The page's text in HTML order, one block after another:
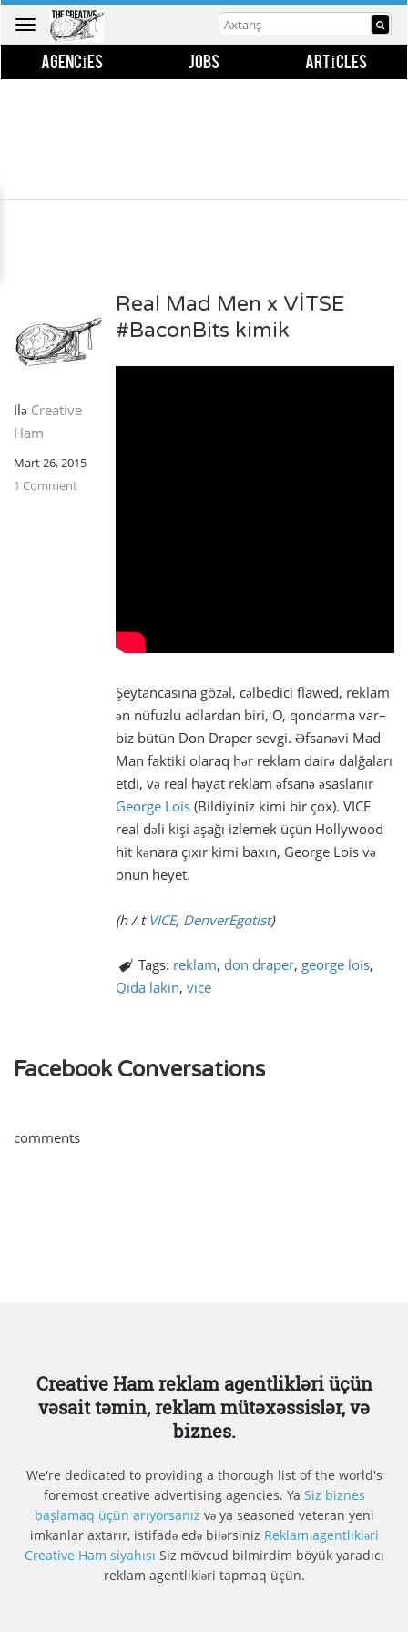
Toggle
navigation
AGENCIES JOBS ARTICLES
Ilə Creative
Ham
Mart 26, 2015
1 Comment
Real Mad Men x VİTSE
#BaconBits kimik
Şeytancasına gözəl, cəlbedici flawed, reklam
ən nüfuzlu adlardan biri, O, qondarma var–
biz bütün Don Draper sevgi. Əfsanəvi Mad
Man faktiki olaraq hər reklam dairə dalğaları
etdi, və real həyat reklam əfsanə əsaslanır
George Lois (Bildiyiniz kimi bir çox). VICE
real dəli kişi aşağı izlemek üçün Hollywood
hit kənara çıxır kimi baxın, George Lois və
onun heyet.
(h / t VICE, DenverEgotist)
Tags: reklam, don draper, george lois,
Qida lakin, vice
Facebook Conversations
comments
Creative Ham reklam agentlikləri üçün
vəsait təmin, reklam mütəxəssislər, və
biznes.
We're dedicated to providing a thorough list of the world's
foremost creative advertising agencies. Ya Siz biznes
başlamaq üçün arıyorsanız və ya seasoned veteran yeni
imkanlar axtarır, istifadə edə bilərsiniz Reklam agentlikləri
Creative Ham siyahısı Siz mövcud bilmirdim böyük yaradıcı
reklam agentlikləri tapmaq üçün.